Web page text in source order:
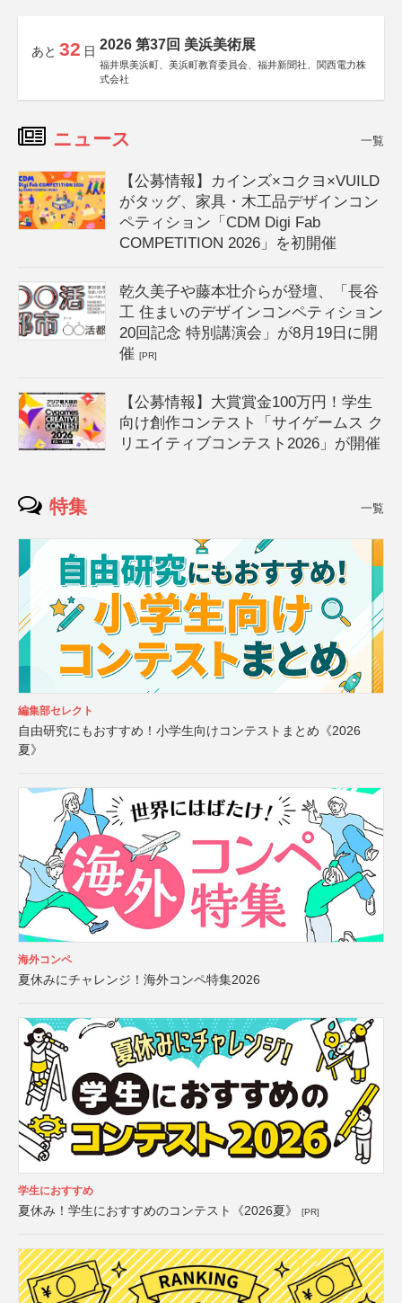
あと 32 日 2026 第37回 美浜美術展
福井県美浜町、美浜町教育委員会、福井新聞社、関西電力株
式会社
ニュース 一覧
【公募情報】カインズ×コクヨ×VUILD
がタッグ、家具・木工品デザインコン
ペティション「CDM Digi Fab
COMPETITION 2026」を初開催
乾久美子や藤本壮介らが登壇、「長谷
工 住まいのデザインコンペティション
20回記念 特別講演会」が8月19日に開
催[PR]
【公募情報】大賞賞金100万円！学生
向け創作コンテスト「サイゲームス ク
リエイティブコンテスト2026」が開催
特集 一覧
編集部セレクト
自由研究にもおすすめ！小学生向けコンテストまとめ《2026
夏》
海外コンペ
夏休みにチャレンジ！海外コンペ特集2026
学生におすすめ
夏休み！学生におすすめのコンテスト《2026夏》 [PR]